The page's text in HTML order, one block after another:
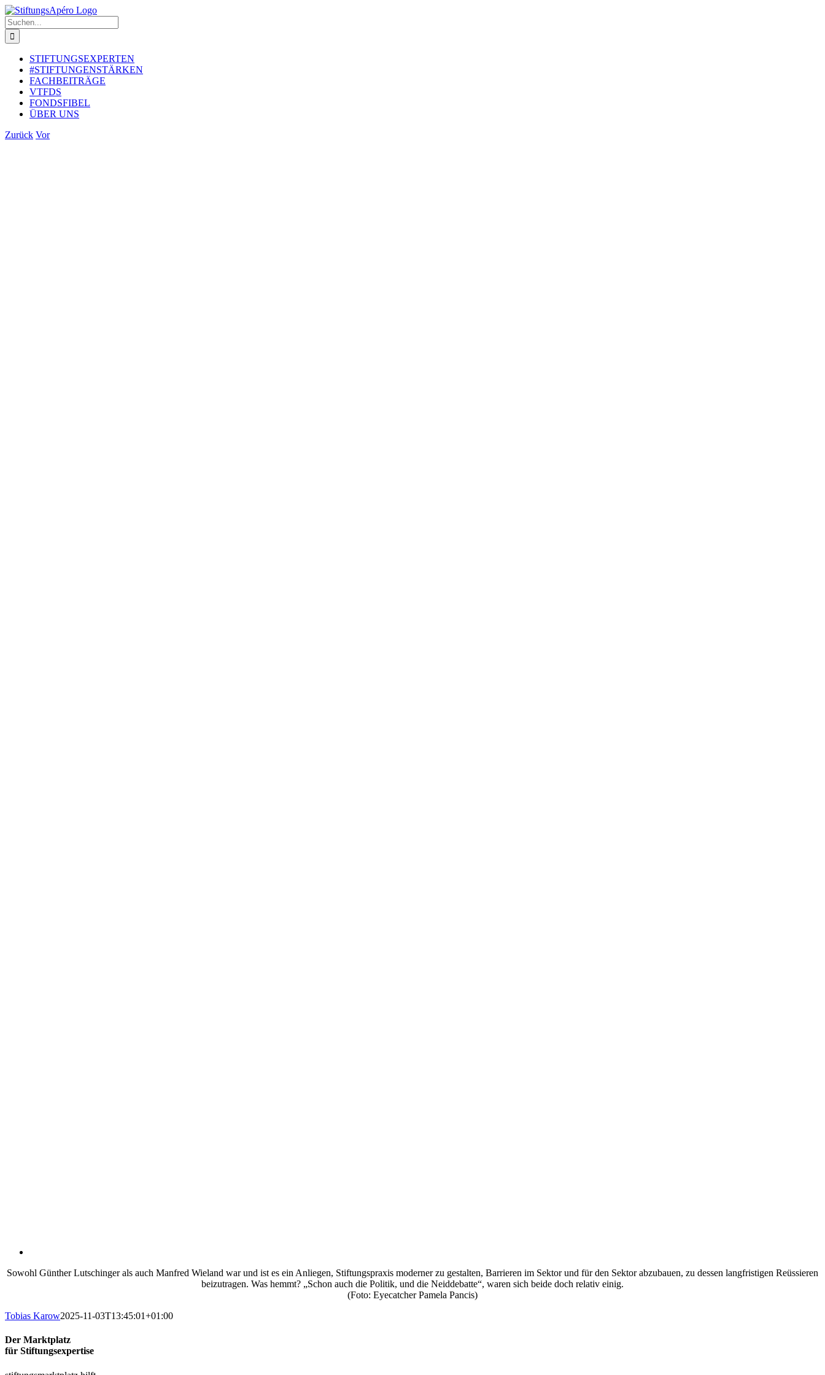
Zum
Inhalt
springen
Suche
nach:
STIFTUNGSEXPERTEN
#STIFTUNGENSTÄRKEN
FACHBEITRÄGE
VTFDS
FONDSFIBEL
ÜBER UNS
Zurück Vor
Sowohl Günther Lutschinger als auch Manfred Wieland war und ist es ein Anliegen, Stiftungspraxis moderner zu gestalten, Barrieren im Sektor und für den Sektor abzubauen, zu dessen langfristigen Reüssieren
beizutragen. Was hemmt? „Schon auch die Politik, und die Neiddebatte“, waren sich beide doch relativ einig.
(Foto: Eyecatcher Pamela Pancis)
Tobias Karow2025-11-03T13:45:01+01:00
Der Marktplatz
für Stiftungsexpertise